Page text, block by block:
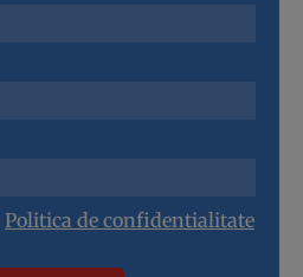
Politica de confidentialitate